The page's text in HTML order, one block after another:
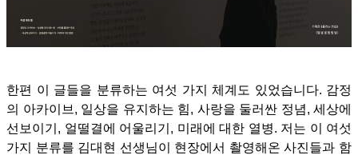
한편 이 글들을 분류하는 여섯 가지 체계도 있었습니다. 감정
의 아카이브, 일상을 유지하는 힘, 사랑을 둘러싼 정념, 세상에
선보이기, 얼떨결에 어울리기, 미래에 대한 열병. 저는 이 여섯
가지 분류를 김대현 선생님이 현장에서 촬영해온 사진들과 함